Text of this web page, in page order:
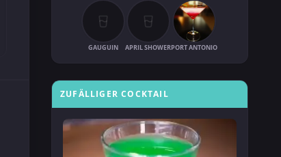
GAUGUIN APRIL SHOWERPORT ANTONIO
ZUFÄLLIGER COCKTAIL